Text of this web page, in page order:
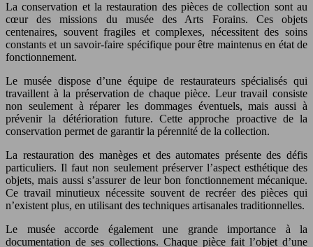
La conservation et la restauration des pièces de collection sont au
cœur des missions du musée des Arts Forains. Ces objets
centenaires, souvent fragiles et complexes, nécessitent des soins
constants et un savoir-faire spécifique pour être maintenus en état de
fonctionnement.
Le musée dispose d’une équipe de restaurateurs spécialisés qui
travaillent à la préservation de chaque pièce. Leur travail consiste
non seulement à réparer les dommages éventuels, mais aussi à
prévenir la détérioration future. Cette approche proactive de la
conservation permet de garantir la pérennité de la collection.
La restauration des manèges et des automates présente des défis
particuliers. Il faut non seulement préserver l’aspect esthétique des
objets, mais aussi s’assurer de leur bon fonctionnement mécanique.
Ce travail minutieux nécessite souvent de recréer des pièces qui
n’existent plus, en utilisant des techniques artisanales traditionnelles.
Le musée accorde également une grande importance à la
documentation de ses collections. Chaque pièce fait l’objet d’une